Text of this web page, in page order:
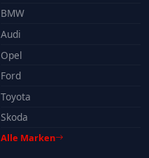
BMW
Audi
Opel
Ford
Toyota
Skoda
Alle Marken